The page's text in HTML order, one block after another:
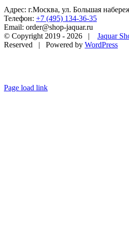
Адрес: г.Москва, ул. Большая
Телефон: +7 (495) 134-36-35
Email: order@shop-jaquar.ru
© Copyright 2019 - 2026 | Jaquar
Reserved | Powered by WordPress
Page load link